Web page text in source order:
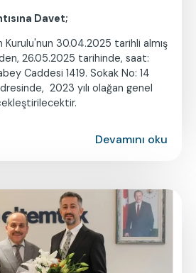
Davet;
30.04.2025 tarihli almış
26.05.2025 tarihinde, saat:
Caddesi 1419. Sokak No: 14
2023 yılı olağan genel
Devamını oku